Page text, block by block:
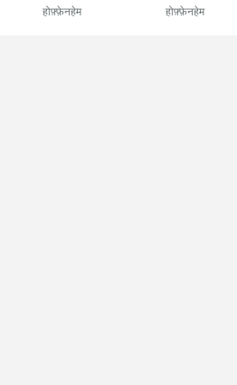
होफ़्फ़ेनहेम होफ़्फ़ेनहेम